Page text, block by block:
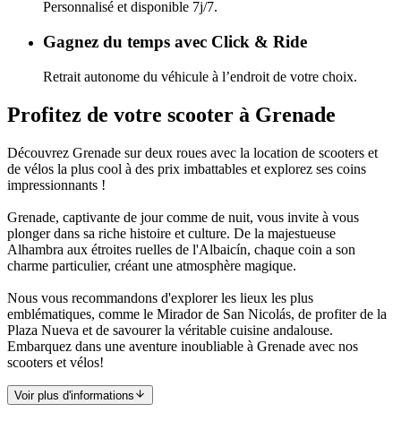
Personnalisé et disponible 7j/7.
Gagnez du temps avec Click & Ride
Retrait autonome du véhicule à l’endroit de votre choix.
Profitez de votre scooter à Grenade
Découvrez Grenade sur deux roues avec la location de scooters et
de vélos la plus cool à des prix imbattables et explorez ses coins
impressionnants !
Grenade, captivante de jour comme de nuit, vous invite à vous
plonger dans sa riche histoire et culture. De la majestueuse
Alhambra aux étroites ruelles de l'Albaicín, chaque coin a son
charme particulier, créant une atmosphère magique.
Nous vous recommandons d'explorer les lieux les plus
emblématiques, comme le Mirador de San Nicolás, de profiter de la
Plaza Nueva et de savourer la véritable cuisine andalouse.
Embarquez dans une aventure inoubliable à Grenade avec nos
scooters et vélos!
Voir plus d'informations